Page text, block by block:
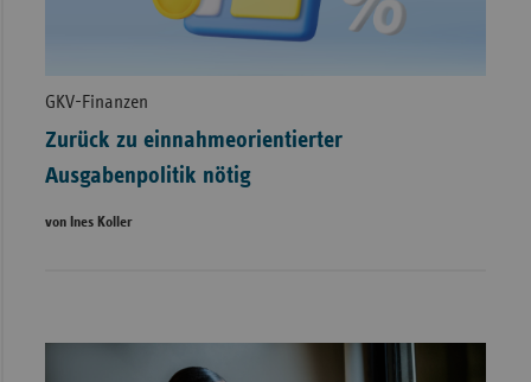
GKV-Finanzen
Zurück zu einnahmeorientierter
Ausgabenpolitik nötig
von Ines Koller